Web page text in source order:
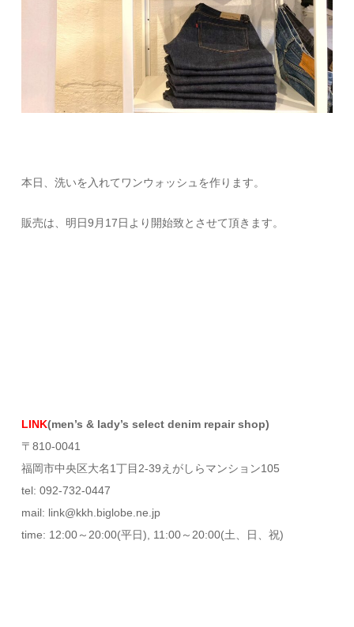
本日、洗いを入れてワンウォッシュを作ります。
販売は、明日9月17日より開始致とさせて頂きます。
LINK(men’s & lady’s select denim repair shop)
〒810-0041
福岡市中央区大名1丁目2-39えがしらマンション105
tel: 092-732-0447
mail: link@kkh.biglobe.ne.jp
time: 12:00～20:00(平日), 11:00～20:00(土、日、祝)